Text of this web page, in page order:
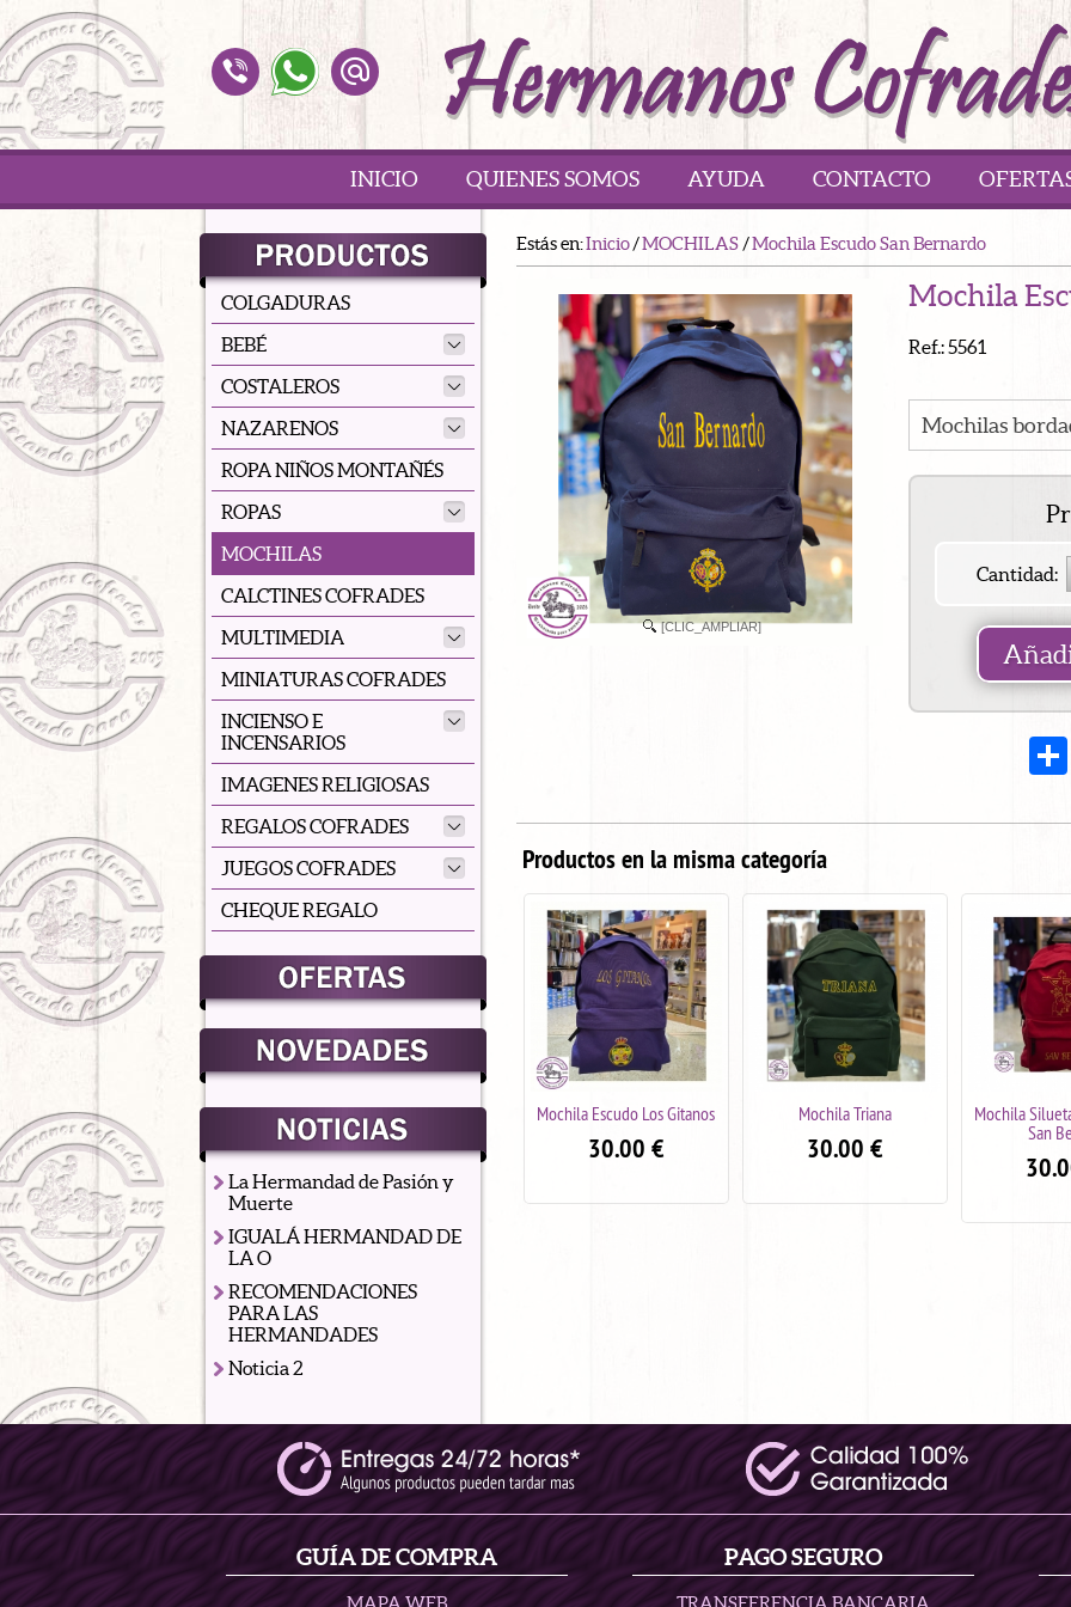
INICIO QUIENES SOMOS AYUDA CONTACTO
COLGADURAS
BEBÉ
COSTALEROS
NAZARENOS
ROPA NIÑOS MONTAÑÉS
ROPAS
MOCHILAS
CALCTINES COFRADES
MULTIMEDIA
MINIATURAS COFRADES
INCIENSO E
INCENSARIOS
IMAGENES RELIGIOSAS
REGALOS COFRADES
JUEGOS COFRADES
CHEQUE REGALO
La Hermandad de Pasión y
Muerte
IGUALÁ HERMANDAD DE
LA O
RECOMENDACIONES
PARA LAS
HERMANDADES
Noticia 2
Estás en:Inicio/MOCHILAS /Mochila Escudo San Bernardo
[CLIC_AMPLIAR]
Mochila
Ref.: 5561
Mochilas
Cantidad:
Productos en la misma categoría
Mochila Escudo Los Gitanos
30.00€
Mochila Triana
30.00€
Mochila Silueta Hermandad
30.00€
Mochila
GUÍA DE COMPRA
MAPA WEB
PAGO SEGURO
TRANSFERENCIA BANCARIA